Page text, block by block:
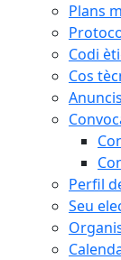
Plans
Codi
Cos
Perfil
Seu